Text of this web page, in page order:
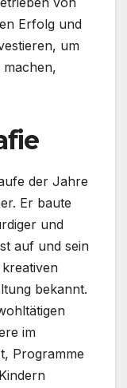
Erfolg und
um
der Jahre
Er baute
und
auf und sein
bekannt.
im
Programme